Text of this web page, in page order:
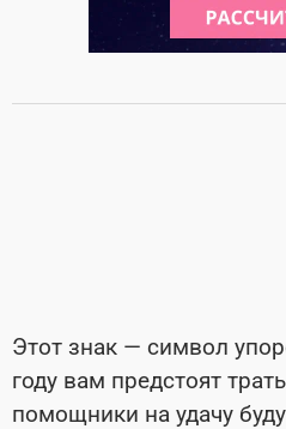
Этот знак — символ
году вам предстоят
помощники на удачу